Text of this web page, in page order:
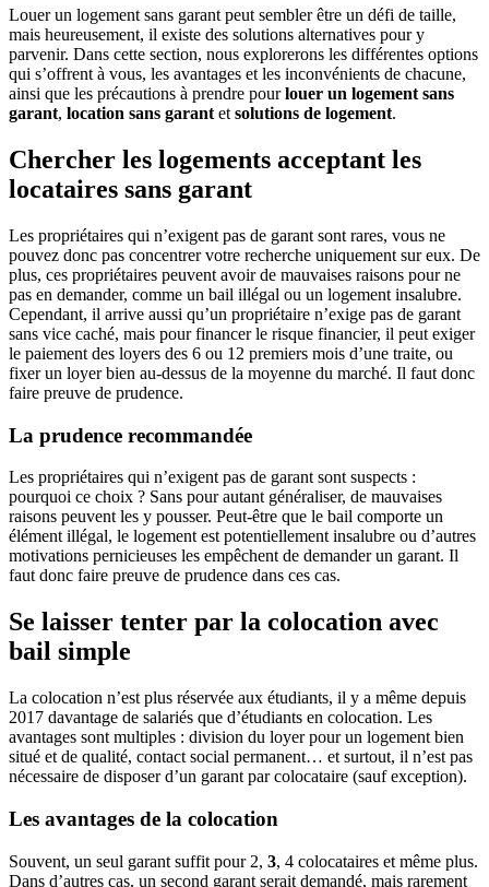
Louer un logement sans garant peut sembler être un défi de taille,
mais heureusement, il existe des solutions alternatives pour y
parvenir. Dans cette section, nous explorerons les différentes options
qui s’offrent à vous, les avantages et les inconvénients de chacune,
ainsi que les précautions à prendre pourlouer un logement sans
garant, location sans garant et solutions de logement.
Chercher les logements acceptant les
locataires sans garant
Les propriétaires qui n’exigent pas de garant sont rares, vous ne
pouvez donc pas concentrer votre recherche uniquement sur eux. De
plus, ces propriétaires peuvent avoir de mauvaises raisons pour ne
pas en demander, comme un bail illégal ou un logement insalubre.
Cependant, il arrive aussi qu’un propriétaire n’exige pas de garant
sans vice caché, mais pour financer le risque financier, il peut exiger
le paiement des loyers des 6 ou 12 premiers mois d’une traite, ou
fixer un loyer bien au-dessus de la moyenne du marché. Il faut donc
faire preuve de prudence.
La prudence recommandée
Les propriétaires qui n’exigent pas de garant sont suspects :
pourquoi ce choix ? Sans pour autant généraliser, de mauvaises
raisons peuvent les y pousser. Peut-être que le bail comporte un
élément illégal, le logement est potentiellement insalubre ou d’autres
motivations pernicieuses les empêchent de demander un garant. Il
faut donc faire preuve de prudence dans ces cas.
Se laisser tenter par la colocation avec
bail simple
La colocation n’est plus réservée aux étudiants, il y a même depuis
2017 davantage de salariés que d’étudiants en colocation. Les
avantages sont multiples : division du loyer pour un logement bien
situé et de qualité, contact social permanent… et surtout, il n’est pas
nécessaire de disposer d’un garant par colocataire (sauf exception).
Les avantages de la colocation
Souvent, un seul garant suffit pour 2, 3, 4 colocataires et même plus.
Dans d’autres cas, un second garant serait demandé, mais rarement